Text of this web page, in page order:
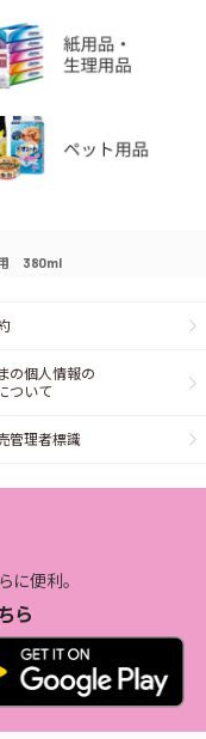
380ml
の個人情報の
ついて
管理者標識
に便利。
ら